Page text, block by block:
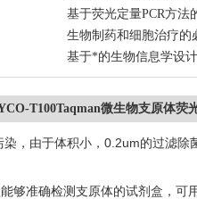
基于荧光定量PCR方法
生物制药和细胞治疗的
基于*的生物信息学设计
T100Taqman微生物支原体荧
，由于体积小， 0.2um的过滤除
够准确检测支原体的试剂盒，